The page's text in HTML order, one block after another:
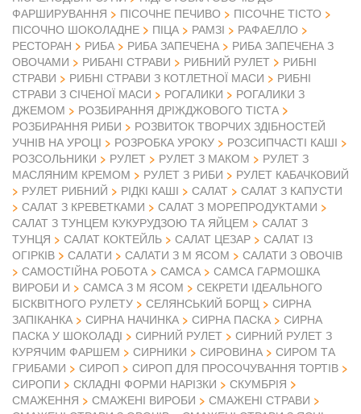
ФАРШИРУВАННЯ
ПІСОЧНЕ ПЕЧИВО
ПІСОЧНЕ ТІСТО
ПІСОЧНО ШОКОЛАДНЕ
ПІЦА РАМЗІ
РАФАЕЛЛО
РЕСТОРАН
РИБА РИБА ЗАПЕЧЕНА
РИБА ЗАПЕЧЕНА З
ОВОЧАМИ
РИБАНІ СТРАВИ РИБНИЙ РУЛЕТ
РИБНІ
СТРАВИ
РИБНІ СТРАВИ З КОТЛЕТНОЇ МАСИ
РИБНІ
СТРАВИ З СІЧЕНОЇ МАСИ
РОГАЛИКИ
РОГАЛИКИ З
ДЖЕМОМ
РОЗБИРАННЯ ДРІЖДЖОВОГО ТІСТА
РОЗБИРАННЯ РИБИ
РОЗВИТОК ТВОРЧИХ ЗДІБНОСТЕЙ
УЧНІВ НА УРОЦІ
РОЗРОБКА УРОКУ
РОЗСИПЧАСТІ КАШІ
РОЗСОЛЬНИКИ
РУЛЕТ РУЛЕТ З МАКОМ
РУЛЕТ З
МАСЛЯНИМ КРЕМОМ
РУЛЕТ З РИБИ
РУЛЕТ КАБАЧКОВИЙ
РУЛЕТ РИБНИЙ
РІДКІ КАШІ САЛАТ
САЛАТ З КАПУСТИ
САЛАТ З КРЕВЕТКАМИ
САЛАТ З МОРЕПРОДУКТАМИ
САЛАТ З ТУНЦЕМ КУКУРУДЗОЮ ТА ЯЙЦЕМ
САЛАТ З
ТУНЦЯ
САЛАТ КОКТЕЙЛЬ САЛАТ ЦЕЗАР
САЛАТ ІЗ
ОГІРКІВ
САЛАТИ САЛАТИ З М ЯСОМ
САЛАТИ З ОВОЧІВ
САМОСТІЙНА РОБОТА
САМСА
САМСА ГАРМОШКА
ВИРОБИ И
САМСА З М ЯСОМ
СЕКРЕТИ ІДЕАЛЬНОГО
БІСКВІТНОГО РУЛЕТУ
СЕЛЯНСЬКИЙ БОРЩ
СИРНА
ЗАПІКАНКА
СИРНА НАЧИНКА СИРНА ПАСКА
СИРНА
ПАСКА У ШОКОЛАДІ
СИРНИЙ РУЛЕТ
СИРНИЙ РУЛЕТ З
КУРЯЧИМ ФАРШЕМ
СИРНИКИ СИРОВИНА
СИРОМ ТА
ГРИБАМИ
СИРОП
СИРОП ДЛЯ ПРОСОЧУВАННЯ ТОРТІВ
СИРОПИ
СКЛАДНІ ФОРМИ НАРІЗКИ
СКУМБРІЯ
СМАЖЕННЯ
СМАЖЕНІ ВИРОБИ
СМАЖЕНІ СТРАВИ